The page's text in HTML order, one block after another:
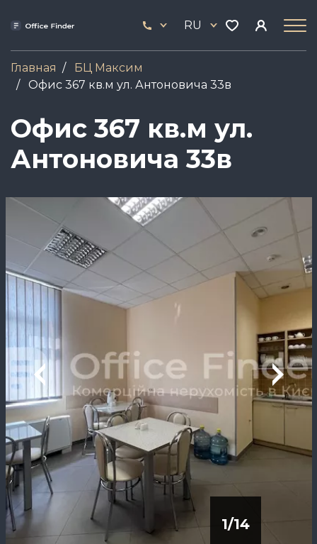
содержанию
444
17
RU
Главная
БЦ Максим
Офис 367 кв.м ул. Антоновича 33в
Офис 367 кв.м ул.
Антоновича 33в
Image
1/14